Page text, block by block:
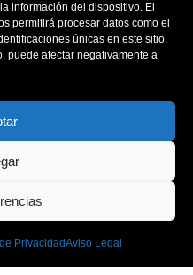
información del dispositivo. El
permitirá procesar datos como el
únicas en este sitio.
puede afectar negativamente a
PrivacidadAviso Legal